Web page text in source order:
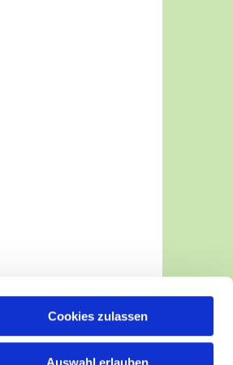
Cookies zulassen
Auswahl erlauben